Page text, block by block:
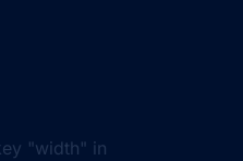
"width" in